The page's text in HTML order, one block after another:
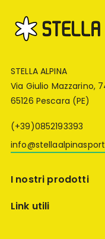
STELLA ALPINA
Via Giulio Mazzarino,
65126 Pescara (PE)
(+39)0852193393
I nostri prodotti
Link utili